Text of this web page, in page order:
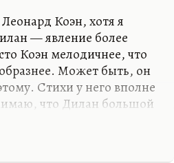
стихе провели Дилан и
что Коэн посильнее
отчасти имиджем,
Леонард Коэн, хотя я
— явление более
Коэн мелодичнее, что
Может быть, он
Стихи у него вполне
что Дилан большой
Коэн как поэт более
если угодно,